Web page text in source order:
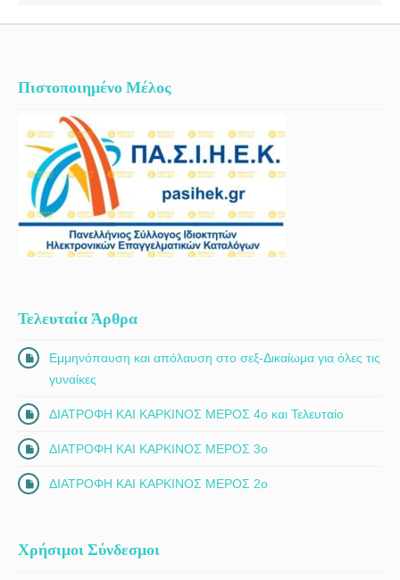
Πιστοποιημένο Μέλος
Τελευταία Άρθρα
Εμμηνόπαυση και απόλαυση στο σεξ-Δικαίωμα για όλες τις
γυναίκες
ΔΙΑΤΡΟΦΗ ΚΑΙ ΚΑΡΚΙΝΟΣ ΜΕΡΟΣ 4ο και Τελευταίο
ΔΙΑΤΡΟΦΗ ΚΑΙ ΚΑΡΚΙΝΟΣ ΜΕΡΟΣ 3ο
ΔΙΑΤΡΟΦΗ ΚΑΙ ΚΑΡΚΙΝΟΣ ΜΕΡΟΣ 2ο
Χρήσιμοι Σύνδεσμοι